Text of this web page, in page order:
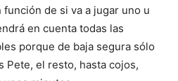
función de si va a jugar uno u
en cuenta todas las
porque de baja segura sólo
Pete, el resto, hasta cojos,